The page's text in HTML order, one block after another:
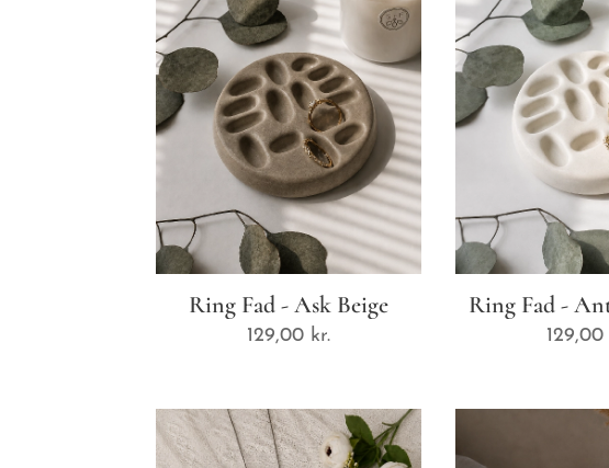
Ring Fad - Ask Beige
129,00 kr.
Ring Fad -
129,00